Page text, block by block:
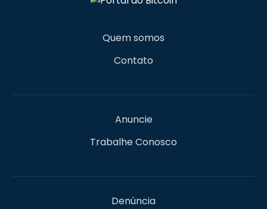
Quem somos
Contato
Anuncie
Trabalhe Conosco
Denúncia